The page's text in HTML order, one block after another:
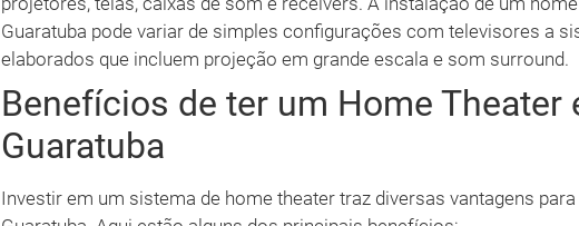
Guaratuba pode variar de simples configurações com televisores a
elaborados que incluem projeção em grande escala e som surround.
Benefícios de ter um Home Theater
Guaratuba
Investir em um sistema de home theater traz diversas vantagens